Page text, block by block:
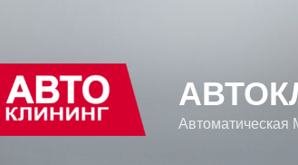
Автоматическая